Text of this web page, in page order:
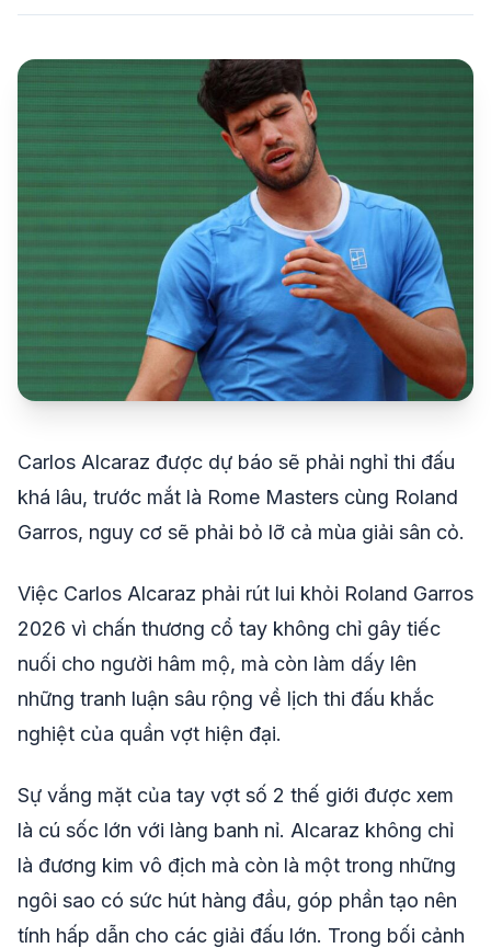
Carlos Alcaraz được dự báo sẽ phải nghỉ thi đấu
khá lâu, trước mắt là Rome Masters cùng Roland
Garros, nguy cơ sẽ phải bỏ lỡ cả mùa giải sân cỏ.
Việc Carlos Alcaraz phải rút lui khỏi Roland Garros
2026 vì chấn thương cổ tay không chỉ gây tiếc
nuối cho người hâm mộ, mà còn làm dấy lên
những tranh luận sâu rộng về lịch thi đấu khắc
nghiệt của quần vợt hiện đại.
Sự vắng mặt của tay vợt số 2 thế giới được xem
là cú sốc lớn với làng banh nỉ. Alcaraz không chỉ
là đương kim vô địch mà còn là một trong những
ngôi sao có sức hút hàng đầu, góp phần tạo nên
tính hấp dẫn cho các giải đấu lớn. Trong bối cảnh